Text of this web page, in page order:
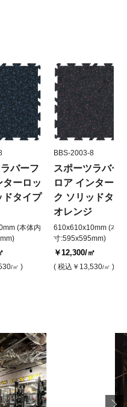
バーフ
ターロッ
ドタイプ
(本体内
/㎡ )
BBS-2003-8
スポーツラバー
ロア インターロ
ク ソリッドタイ
オレンジ
610x610x10mm (本体
寸:595x595mm)
￥12,300/㎡
( 税込 ￥13,530/㎡ )